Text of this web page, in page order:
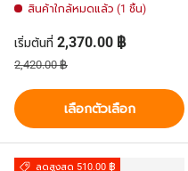
สินค้าใกล้หมดแล้ว (1 ชิ้น)
ราคาส่วนลด
เริ่มต้นที่ 2,370.00 ฿
ราคาปกติ
2,420.00 ฿
เลือกตัวเลือก
ลดสูงสุด 510.00 ฿